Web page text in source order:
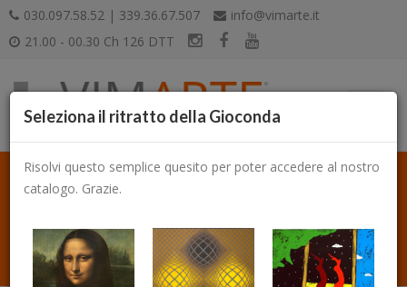
030.097.58.52 | 339.36.67.507
info@vimarte.it
21.00 - 00.30 Ch 126 DTT
Seleziona il ritratto della Gioconda
Risolvi questo semplice quesito per poter accedere al nostro
catalogo. Grazie.